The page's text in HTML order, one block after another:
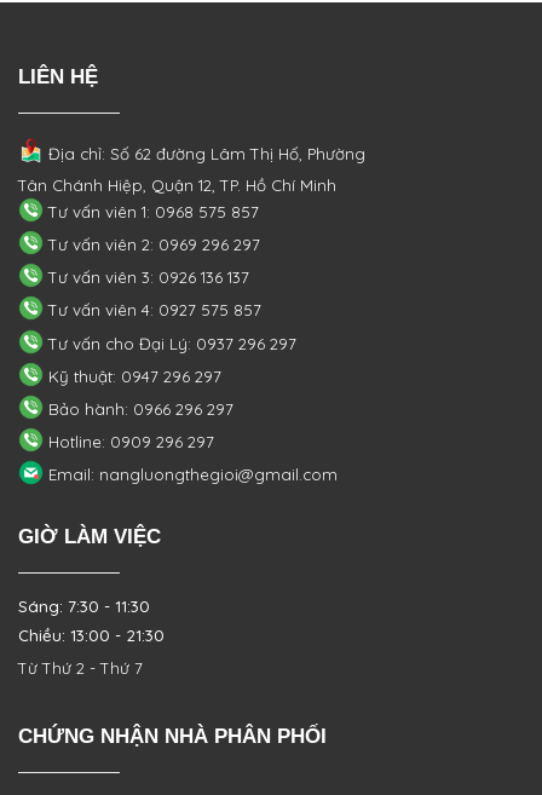
LIÊN HỆ
Địa chỉ: Số 62 đường Lâm Thị Hố, Phường
Tân Chánh Hiệp, Quận 12, TP. Hồ Chí Minh
Tư vấn viên 1: 0968 575 857
Tư vấn viên 2: 0969 296 297
Tư vấn viên 3: 0926 136 137
Tư vấn viên 4: 0927 575 857
Tư vấn cho Đại Lý: 0937 296 297
Kỹ thuật: 0947 296 297
Bảo hành: 0966 296 297
Hotline: 0909 296 297
Email: nangluongthegioi@gmail.com
GIỜ LÀM VIỆC
Sáng: 7:30 - 11:30
Chiều: 13:00 - 21:30
Từ Thứ 2 - Thứ 7
CHỨNG NHẬN NHÀ PHÂN PHỐI